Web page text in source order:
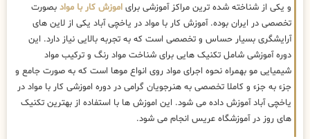
و یکی از شناخته شده ترین مراکز آموزشی برای اموزش کار با مواد بصورت
تخصصی در ایران بوده. آموزش کار با مواد در یاخچی آباد یکی از لاین های
آرایشگری بسیار حساس و تخصصی است که به تجربه بالایی نیاز دارد. این
دوره آموزشی شامل تکنیک هایی برای شناخت مواد رنگ و ترکیب مواد
شیمیایی مو بهمراه نحوه اجرای مواد روی انواع موها است که به صورت جامع و
جزء به جزء و کاملا تخصصی به هنرجویان گرامی در دوره اموزشی کار با مواد در
یاخچی آباد آموزش داده می شود. این اموزش ها با استفاده از بهترین تکنیک
های روز در آموزشگاه عریس انجام می شود.